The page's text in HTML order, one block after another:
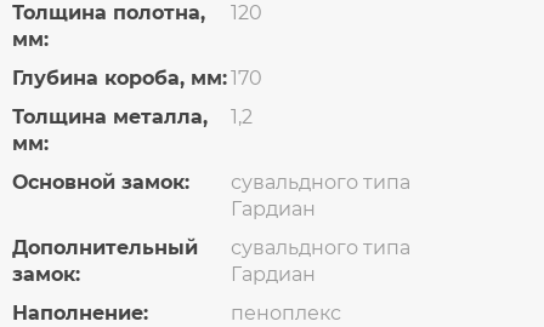
Толщина полотна,
мм:
120
Глубина короба, мм:170
Толщина металла,
мм:
1,2
Основной замок:
сувальдного типа
Гардиан
Дополнительный
замок:
сувальдного типа
Гардиан
Наполнение:
пеноплекс